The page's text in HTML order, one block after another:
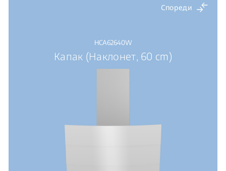
Спореди
HCA62640W
Капак (Наклонет, 60 cm)